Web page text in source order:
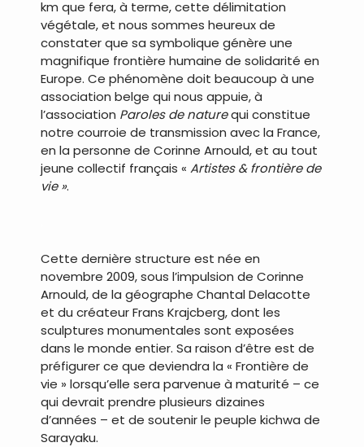
km que fera, à terme, cette délimitation
végétale, et nous sommes heureux de
constater que sa symbolique génère une
magnifique frontière humaine de solidarité en
Europe. Ce phénomène doit beaucoup à une
association belge qui nous appuie, à
l’association Paroles de naturequi constitue
notre courroie de transmission avec la France,
en la personne de Corinne Arnould, et au tout
jeune collectif français « Artistes & frontière de
vie ».
Cette dernière structure est née en
novembre 2009, sous l’impulsion de Corinne
Arnould, de la géographe Chantal Delacotte
et du créateur Frans Krajcberg, dont les
sculptures monumentales sont exposées
dans le monde entier. Sa raison d’être est de
préfigurer ce que deviendra la « Frontière de
vie » lorsqu’elle sera parvenue à maturité – ce
qui devrait prendre plusieurs dizaines
d’années – et de soutenir le peuple kichwa de
Sarayaku.